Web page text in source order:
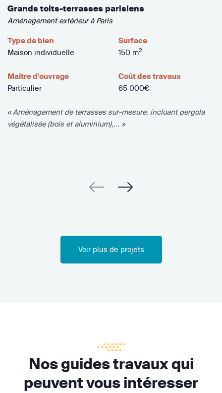
Grands toits-terrasses parisiens
Aménagement extérieur à Paris
Type de bien
Maison individuelle
Surface
150 m2
Maître d'ouvrage
Particulier
Coût des travaux
65 000€
« Aménagement de terrasses sur-mesure, incluant pergola
végétalisée (bois et aluminium),... »
Voir plus de projets
Nos guides travaux qui
peuvent vous intéresser